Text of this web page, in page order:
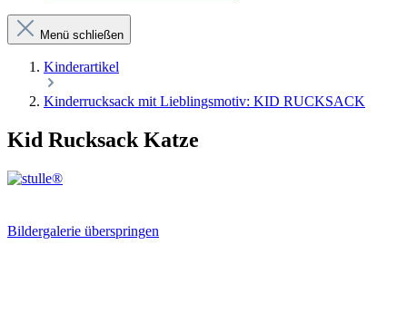
Menü schließen
Kinderartikel
Kinderrucksack mit Lieblingsmotiv: KID RUCKSACK
Kid Rucksack Katze
Bildergalerie überspringen